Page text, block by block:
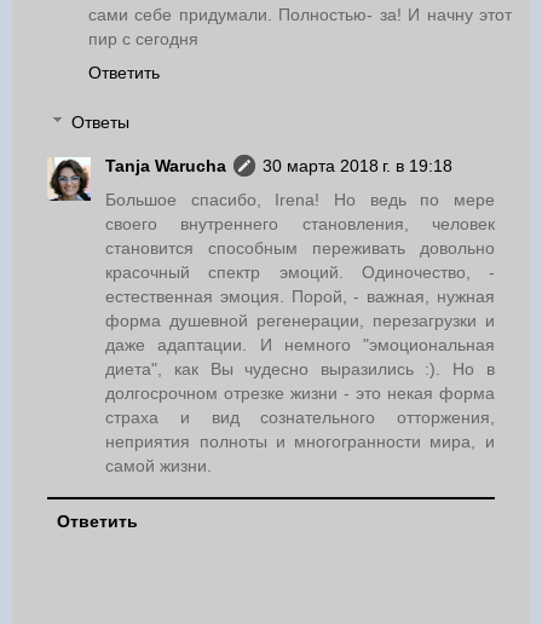
сами себе придумали. Полностью- за! И начну этот
пир с сегодня
Ответить
Ответы
Tanja Warucha
30 марта 2018 г. в 19:18
Большое спасибо, Irena! Но ведь по мере
своего внутреннего становления, человек
становится способным переживать довольно
красочный спектр эмоций. Одиночество, -
естественная эмоция. Порой, - важная, нужная
форма душевной регенерации, перезагрузки и
даже адаптации. И немного "эмоциональная
диета", как Вы чудесно выразились :). Но в
долгосрочном отрезке жизни - это некая форма
страха и вид сознательного отторжения,
неприятия полноты и многогранности мира, и
самой жизни.
Ответить